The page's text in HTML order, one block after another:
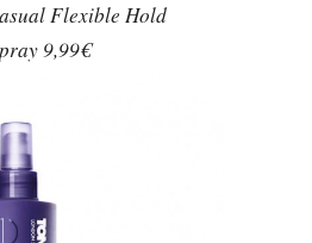
Flexible Hold
9,99€